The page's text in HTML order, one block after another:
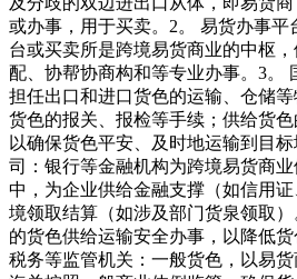
或办事，用于买卖。2。 易货办事
台或买卖所是跨境易货商业的中枢
配、协帮协商构和等专业办事。3。
担任出口和进口货色的运输、仓储
货色的报关、报检等手续；供给货色
以确保货色平安、及时地运输到目
司：银行等金融机构为跨境易货商
中，为企业供给金融支撑（如信用
境领取结算（如涉及部门货泉领取
的货色供给运输安全办事，以降低货
税务等监管机关：一般货色，以易货